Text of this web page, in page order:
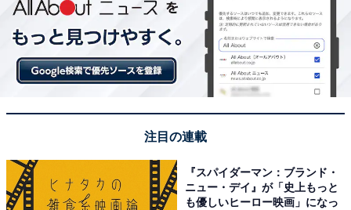
注目の連載
『スパイダーマン：ブランド・
ニュー・デイ』が「史上もっと
も優しいヒーロー映画」になっ